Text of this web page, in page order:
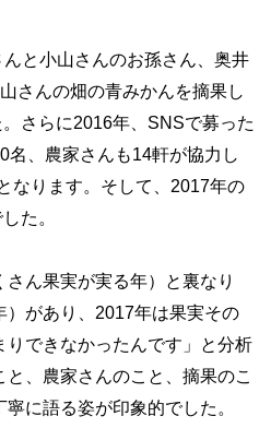
と小山さんのお孫さん、奥井
さんの畑の青みかんを摘果し
さらに2016年、SNSで募った
名、農家さんも14軒が協力し
なります。そして、2017年の
た。
さん果実が実る年）と裏なり
）があり、2017年は果実その
りできなかったんです」と分析
、農家さんのこと、摘果のこ
に語る姿が印象的でした。